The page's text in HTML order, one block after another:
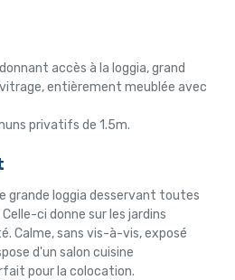
accès à la loggia, grand
entièrement meublée avec
privatifs de 1.5m.
grande loggia desservant toutes
ci donne sur les jardins
Calme, sans vis-à-vis, exposé
d'un salon cuisine
pour la colocation.